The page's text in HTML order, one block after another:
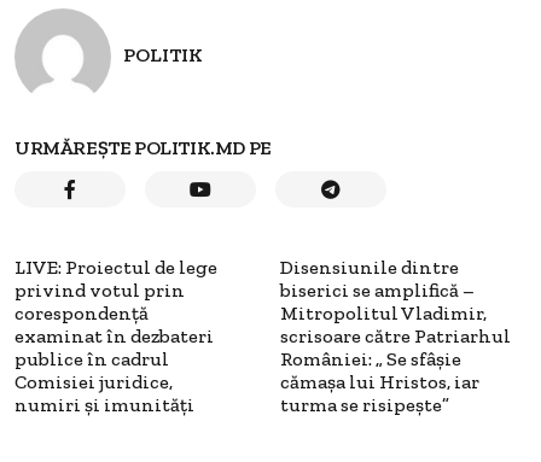
POLITIK
URMĂREȘTE POLITIK.MD PE
LIVE: Proiectul de lege
privind votul prin
corespondență
examinat în dezbateri
publice în cadrul
Comisiei juridice,
numiri și imunități
Disensiunile dintre
biserici se amplifică –
Mitropolitul Vladimir,
scrisoare către Patriarhul
României: „ Se sfâșie
cămașa lui Hristos, iar
turma se risipește”